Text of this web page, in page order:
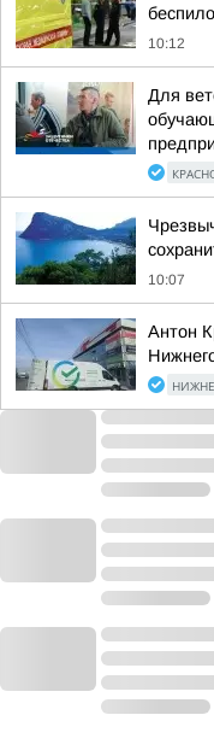
10:12
Для
10:07
Антон